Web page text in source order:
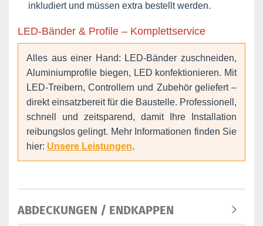
inkludiert und müssen extra bestellt werden.
LED-Bänder & Profile – Komplettservice
Alles aus einer Hand: LED-Bänder zuschneiden,
Aluminiumprofile biegen, LED konfektionieren. Mit
LED-Treibern, Controllern und Zubehör geliefert –
direkt einsatzbereit für die Baustelle. Professionell,
schnell und zeitsparend, damit Ihre Installation
reibungslos gelingt. Mehr Informationen finden Sie
hier: Unsere Leistungen.
ABDECKUNGEN / ENDKAPPEN